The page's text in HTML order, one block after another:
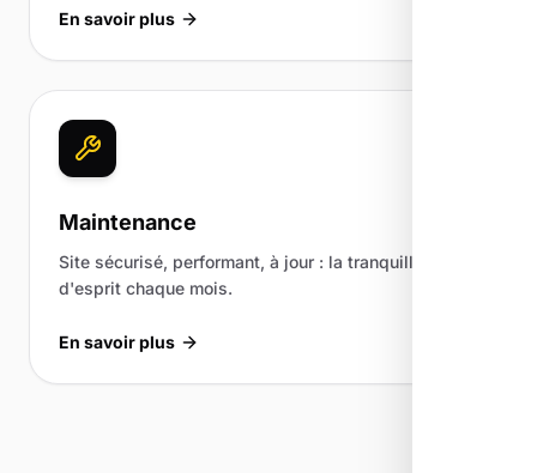
En savoir plus
Maintenance
Site sécurisé, performant, à jour : la tranquillité
d'esprit chaque mois.
En savoir plus